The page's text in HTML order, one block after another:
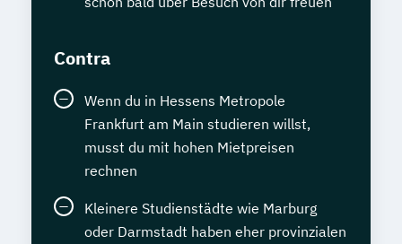
Contra
Wenn du in Hessens Metropole
Frankfurt am Main studieren willst,
musst du mit hohen Mietpreisen
rechnen
Kleinere Studienstädte wie Marburg
oder Darmstadt haben eher provinzialen